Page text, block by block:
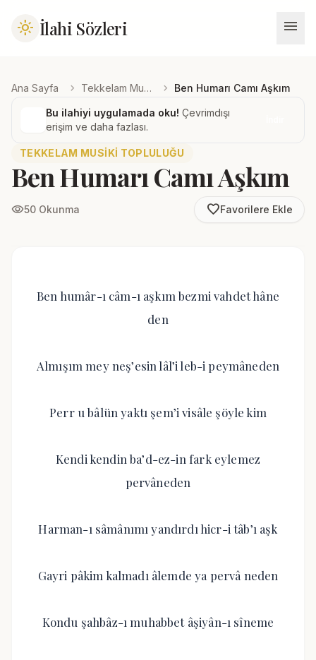
light_mode İlahi Sözleri menu
Ana Sayfa chevron_right Tekkelam Musiki Topluluğu chevron_right Ben Humarı Camı Aşkım
Bu ilahiyi uygulamada oku! Çevrimdışı
erişim ve daha fazlası.
TEKKELAM MUSIKI TOPLULUĞU
Ben Humarı Camı Aşkım
visibility50 Okunma favorite_borderFavorilere Ekle
Ben humâr-ı câm-ı aşkım bezmi vahdet hâne
den
Almışım mey neş’esin lâl’i leb-i peymâneden
Perr u bâlün yaktı şem’i visâle şöyle kim
Kendi kendin ba’d-ez-in fark eylemez
pervâneden
Harman-ı sâmânımı yandırdı hicr-i tâb’ı aşk
Gayri pâkim kalmadı âlemde ya pervâ neden
Kondu şahbâz-ı muhabbet âşiyân-ı sîneme